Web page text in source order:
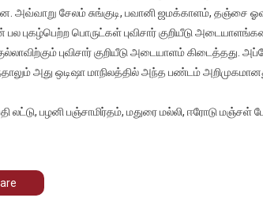
ரசகுல்லா
வரை
சேலம் சுங்குடி, பவானி ஜமக்காளம், தஞ்சை
புகழ்பெற்ற பொருட்கள் புவிசார் குறியீடு
புவிசார் குறியீடு அடையாளம் கிடைத்தது.
அது ஒடிஷா மாநிலத்தில் அந்த பண்டம்
லட்டு, பழனி பஞ்சாமிர்தம், மதுரை மல்லி, ஈரோடு மஞ்சள்